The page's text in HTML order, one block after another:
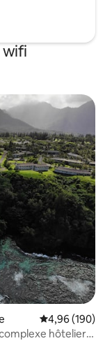
wifi
Évaluation
4,96 (190)
hôtelier